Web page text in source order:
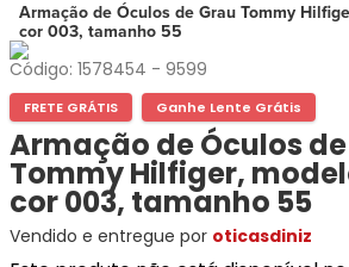
Busque
Por
Marcas
Ana
Hickmann
Bulget
Miu-
Miu
Guess
Lacoste
Unissex
Busque
Por
Marcas
Ray-
Ban
Prada
Ana
Hickmann
Tecnol
para
Óculos
Soluções
e
Cuidados
Ban
Prada
Exchange
Tommy
Hilfiger
Ana
Hickmann
Guess
Speedo
de Sol
Corrente
para
Estojo
para
Óculos
Gênero
Masculino
Feminino
Armação de Óculos de Grau Tommy
cor 003, tamanho 55
Código: 1578454 - 9599
FRETE GRÁTIS Ganhe Lente Grátis
Armação de Óculos
Tommy Hilfiger,
cor 003, tamanho 55
Vendido e entregue por oticasdiniz